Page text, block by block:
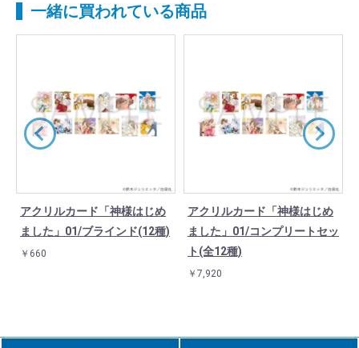
一緒に買われている商品
アクリルカード「神様はじめ
ました」01/ブラインド(12種)
￥660
アクリルカード「神様はじめ
ました」01/コンプリートセッ
ト(全12種)
￥7,920